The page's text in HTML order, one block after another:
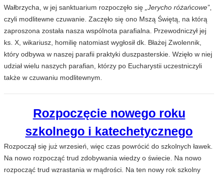
Wałbrzycha, w jej sanktuarium rozpoczęło się „Jerycho różańcowe”
czyli modlitewne czuwanie. Zaczęło się ono Mszą Świętą, na którą
zaproszona została nasza wspólnota parafialna. Przewodniczył jej
ks. X, wikariusz, homilię natomiast wygłosił dk. Błażej Zwolennik,
który odbywa w naszej parafii praktyki duszpasterskie. Wzięło w niej
udział wielu naszych parafian, którzy po Eucharystii uczestniczyli
także w czuwaniu modlitewnym.
Rozpoczęcie nowego roku
szkolnego i katechetycznego
Rozpoczął się już wrzesień, więc czas powrócić do szkolnych ławek.
Na nowo rozpocząć trud zdobywania wiedzy o świecie. Na nowo
rozpocząć trud wzrastania w mądrości. Na ten nowy rok szkolny